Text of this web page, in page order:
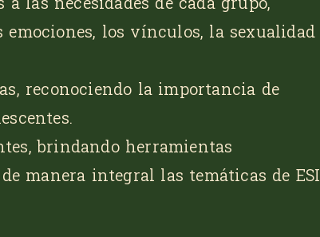
emociones, los vínculos, la sexualidad
reconociendo la importancia de
brindando herramientas
manera integral las temáticas de ESI